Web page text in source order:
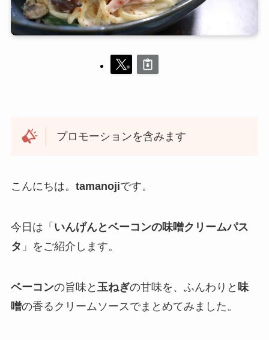
プロモーションを含みます
こんにちは。 tamanojiです。
今日は「 いんげんとベーコンの味噌クリームパス
タ 」をご紹介します。
ベーコンの旨味と 玉ねぎの甘味を、ふんわりと 味
噌の香るクリームソースでまとめてみました。